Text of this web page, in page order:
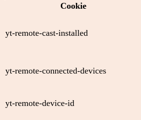
Cookie
yt-remote-cast-installed
yt-remote-connected-devices
yt-remote-device-id